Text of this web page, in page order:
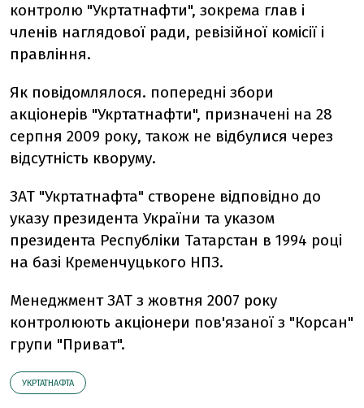
контролю "Укртатнафти", зокрема глав і
членів наглядової ради, ревізійної комісії і
правління.
Як повідомлялося. попередні збори
акціонерів "Укртатнафти", призначені на 28
серпня 2009 року, також не відбулися через
відсутність кворуму.
ЗАТ "Укртатнафта" створене відповідно до
указу президента України та указом
президента Республіки Татарстан в 1994 році
на базі Кременчуцького НПЗ.
Менеджмент ЗАТ з жовтня 2007 року
контролюють акціонери пов'язаної з "Корсан"
групи "Приват".
УКРТАТНАФТА